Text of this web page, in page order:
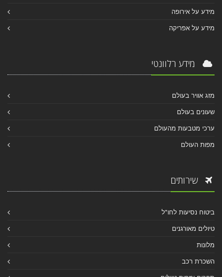
מידע על אירופה
מידע על אפריקה
מידע רלוונטי
מזג אוויר בעולם
שעונים בעולם
ערכי מטבעות מהעולם
מפות העולם
שירותים
ביטוח נסיעות לחו"ל
טיולים מאורגנים
מלונות
השכרת רכב